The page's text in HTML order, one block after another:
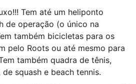
Tem até um heliponto
de operação (o único na
também bicicletas para os
pelo Roots ou até mesmo para
também quadra de tênis,
squash e beach tennis.